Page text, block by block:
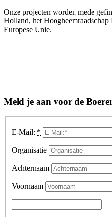
Onze projecten worden mede
Holland, het
Europese Unie.
Meld je aan voor de
E-Mail: *
Organisatie
Achternaam
Voornaam